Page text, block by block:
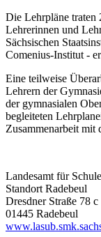
Die Lehrpläne traten
Lehrerinnen und
Sächsischen
Comenius-Institut -
Eine teilweise
Lehrern der
der gymnasialen
begleiteten
Zusammenarbeit mit
Landesamt für
Standort Radebeul
Dresdner Straße 78 c
01445 Radebeul